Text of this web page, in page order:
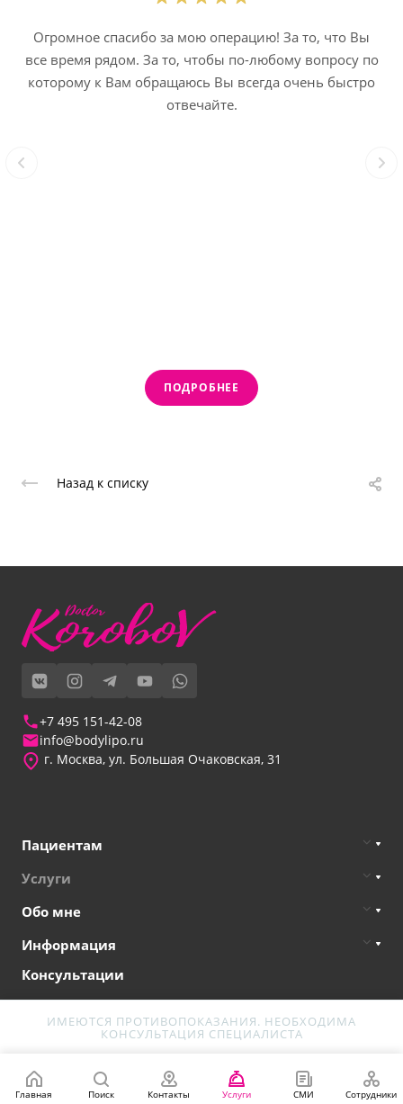
Огромное спасибо за мою операцию! За то, что Вы
все время рядом. За то, чтобы по-любому вопросу по
которому к Вам обращаюсь Вы всегда очень быстро
отвечайте.
ПОДРОБНЕЕ
Назад к списку
+7 495 151-42-08
info@bodylipo.ru
г. Москва, ул. Большая Очаковская, 31
Пациентам
Услуги
Обо мне
Информация
Консультации
© 2026 Все материалы данного сайта являются объектами
Политика конфиденциальности
ИМЕЮТСЯ ПРОТИВОПОКАЗАНИЯ. НЕОБХОДИМА
КОНСУЛЬТАЦИЯ СПЕЦИАЛИСТА
Главная Поиск Контакты Услуги СМИ Сотрудники